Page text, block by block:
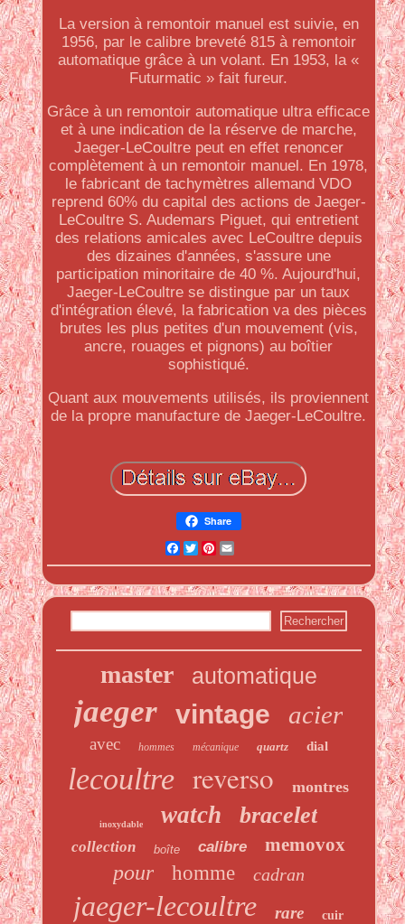
La version à remontoir manuel est suivie, en
1956, par le calibre breveté 815 à remontoir
automatique grâce à un volant. En 1953, la «
Futurmatic » fait fureur.
Grâce à un remontoir automatique ultra efficace
et à une indication de la réserve de marche,
Jaeger-LeCoultre peut en effet renoncer
complètement à un remontoir manuel. En 1978,
le fabricant de tachymètres allemand VDO
reprend 60% du capital des actions de Jaeger-
LeCoultre S. Audemars Piguet, qui entretient
des relations amicales avec LeCoultre depuis
des dizaines d'années, s'assure une
participation minoritaire de 40 %. Aujourd'hui,
Jaeger-LeCoultre se distingue par un taux
d'intégration élevé, la fabrication va des pièces
brutes les plus petites d'un mouvement (vis,
ancre, rouages et pignons) au boîtier
sophistiqué.
Quant aux mouvements utilisés, ils proviennent
de la propre manufacture de Jaeger-LeCoultre.
Share
Facebook
Twitter
Pinterest
Email
master automatique
jaeger vintage acier
avec hommes mécanique quartz dial
lecoultre reverso montres
inoxydable watch bracelet
collection boîte calibre memovox
pour homme cadran
jaeger-lecoultre rare cuir